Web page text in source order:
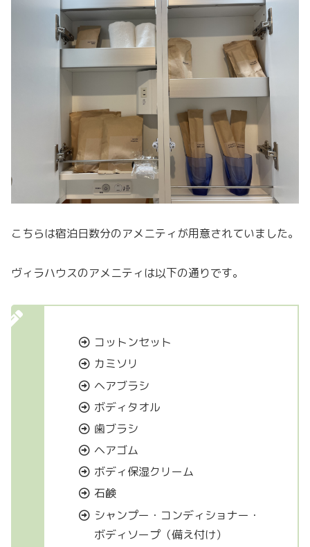
こちらは宿泊日数分のアメニティが用意されていました。
ヴィラハウスのアメニティは以下の通りです。
コットンセット
カミソリ
ヘアブラシ
ボディタオル
歯ブラシ
ヘアゴム
ボディ保湿クリーム
石鹸
シャンプー・コンディショナー・
ボディソープ（備え付け）